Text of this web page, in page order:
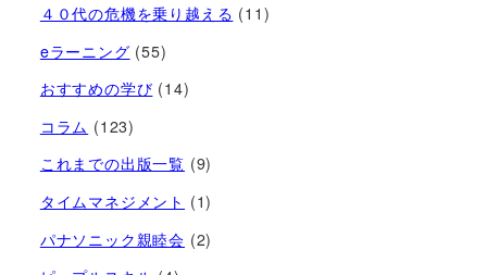
４０代の危機を乗り越える (11)
eラーニング (55)
おすすめの学び (14)
コラム (123)
これまでの出版一覧 (9)
タイムマネジメント (1)
パナソニック親睦会 (2)